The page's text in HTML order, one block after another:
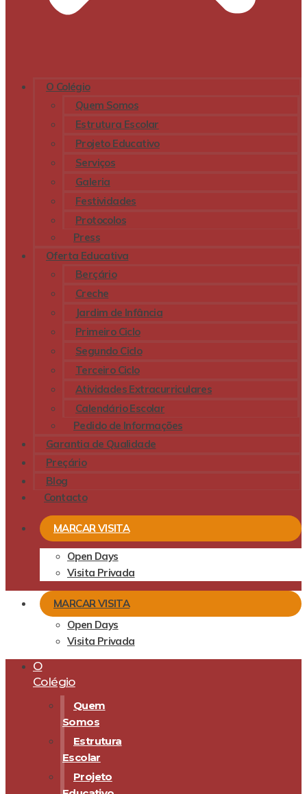
O Colégio
Quem Somos
Estrutura Escolar
Projeto Educativo
Serviços
Galeria
Festividades
Protocolos
Press
Oferta Educativa
Berçário
Creche
Jardim de Infância
Primeiro Ciclo
Segundo Ciclo
Terceiro Ciclo
Atividades Extracurriculares
Calendário Escolar
Pedido de Informações
Garantia de Qualidade
Preçário
Blog
Contacto
MARCAR VISITA
Open Days
Visita Privada
MARCAR VISITA
Open Days
Visita Privada
O
Colégio
Quem
Somos
Estrutura
Escolar
Projeto